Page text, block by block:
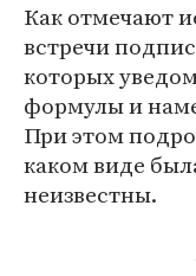
Как отмечают
встречи
которых
формулы и
При этом
каком виде
неизвестны.